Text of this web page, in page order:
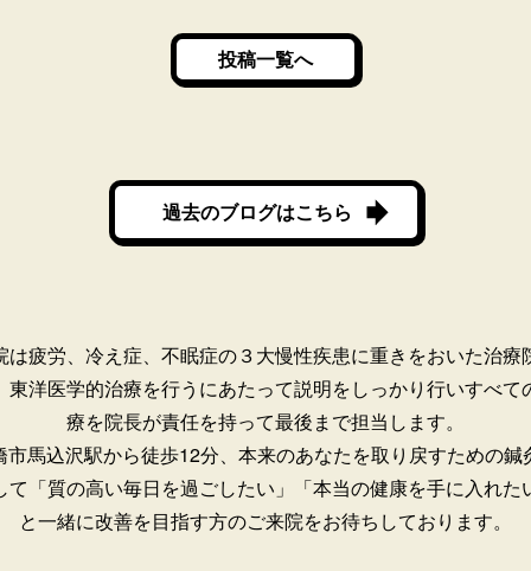
投稿一覧へ
過去のブログはこちら
は疲労、冷え症、不眠症の３大慢性疾患に重きをおいた治療
東洋医学的治療を行うにあたって説明をしっかり行いすべて
療を院長が責任を持って最後まで担当します。
市馬込沢駅から徒歩12分、本来のあなたを取り戻すための鍼
て「質の高い毎日を過ごしたい」「本当の健康を手に入れた
と一緒に改善を目指す方のご来院をお待ちしております。